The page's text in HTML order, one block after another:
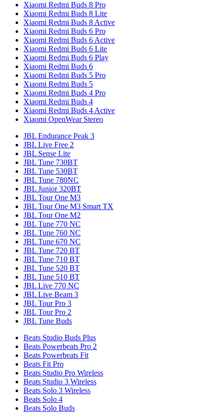
Xiaomi Redmi Buds 8 Pro
Xiaomi Redmi Buds 8 Lite
Xiaomi Redmi Buds 8 Active
Xiaomi Redmi Buds 6 Pro
Xiaomi Redmi Buds 6 Active
Xiaomi Redmi Buds 6 Lite
Xiaomi Redmi Buds 6 Play
Xiaomi Redmi Buds 6
Xiaomi Redmi Buds 5 Pro
Xiaomi Redmi Buds 5
Xiaomi Redmi Buds 4 Pro
Xiaomi Redmi Buds 4
Xiaomi Redmi Buds 4 Active
Xiaomi OpenWear Stereo
JBL Endurance Peak 3
JBL Live Free 2
JBL Sense Lite
JBL Tune 730BT
JBL Tune 530BT
JBL Tune 780NC
JBL Junior 320BT
JBL Tour One M3
JBL Tour One M3 Smart TX
JBL Tour One M2
JBL Tune 770 NC
JBL Tune 760 NC
JBL Tune 670 NC
JBL Tune 720 BT
JBL Tune 710 BT
JBL Tune 520 BT
JBL Tune 510 BT
JBL Live 770 NC
JBL Live Beam 3
JBL Tour Pro 3
JBL Tour Pro 2
JBL Tune Buds
Beats Studio Buds Plus
Beats Powerbeats Pro 2
Beats Powerbeats Fit
Beats Fit Pro
Beats Studio Pro Wireless
Beats Studio 3 Wireless
Beats Solo 3 Wireless
Beats Solo 4
Beats Solo Buds